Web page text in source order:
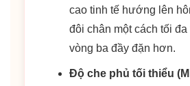
cao tinh tế hướng lên
đôi chân một cách tối
vòng ba đầy đặn hơn.
Độ che phủ tối thiểu